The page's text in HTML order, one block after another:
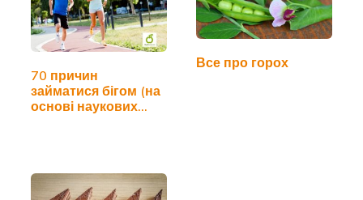
70 причин
займатися бігом (на
основі наукових
Все про горох